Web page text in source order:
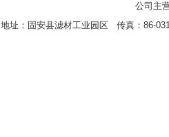
公司主
地址：固安县滤材工业园区 传真：86-